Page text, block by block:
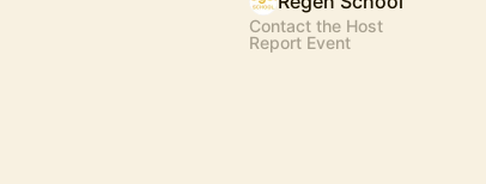
Contact the Host
Report Event